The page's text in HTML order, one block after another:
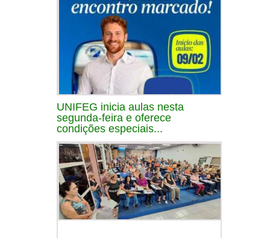
UNIFEG inicia aulas nesta
segunda-feira e oferece
condições especiais...